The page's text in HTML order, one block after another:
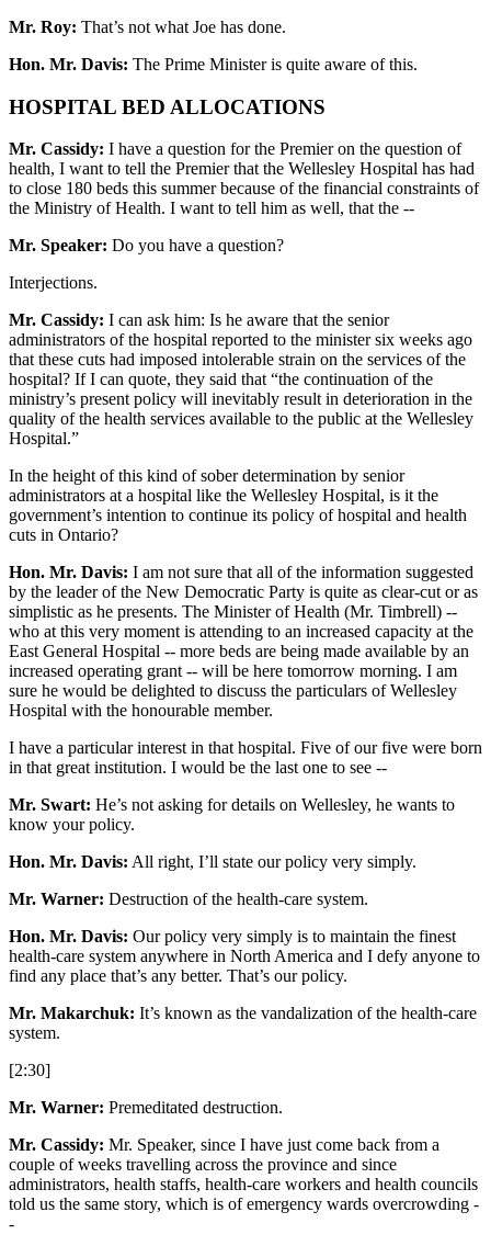
Mr. Roy: That’s not what Joe has done.
Hon. Mr. Davis: The Prime Minister is quite aware of this.
HOSPITAL BED ALLOCATIONS
Mr. Cassidy: I have a question for the Premier on the question of
health, I want to tell the Premier that the Wellesley Hospital has had
to close 180 beds this summer because of the financial constraints of
the Ministry of Health. I want to tell him as well, that the --
Mr. Speaker: Do you have a question?
Interjections.
Mr. Cassidy: I can ask him: Is he aware that the senior
administrators of the hospital reported to the minister six weeks ago
that these cuts had imposed intolerable strain on the services of the
hospital? If I can quote, they said that “the continuation of the
ministry’s present policy will inevitably result in deterioration in the
quality of the health services available to the public at the Wellesley
Hospital.”
In the height of this kind of sober determination by senior
administrators at a hospital like the Wellesley Hospital, is it the
government’s intention to continue its policy of hospital and health
cuts in Ontario?
Hon. Mr. Davis: I am not sure that all of the information suggested
by the leader of the New Democratic Party is quite as clear-cut or as
simplistic as he presents. The Minister of Health (Mr. Timbrell) --
who at this very moment is attending to an increased capacity at the
East General Hospital -- more beds are being made available by an
increased operating grant -- will be here tomorrow morning. I am
sure he would be delighted to discuss the particulars of Wellesley
Hospital with the honourable member.
I have a particular interest in that hospital. Five of our five were born
in that great institution. I would be the last one to see --
Mr. Swart: He’s not asking for details on Wellesley, he wants to
know your policy.
Hon. Mr. Davis: All right, I’ll state our policy very simply.
Mr. Warner: Destruction of the health-care system.
Hon. Mr. Davis: Our policy very simply is to maintain the finest
health-care system anywhere in North America and I defy anyone to
find any place that’s any better. That’s our policy.
Mr. Makarchuk: It’s known as the vandalization of the health-care
system.
[2:30]
Mr. Warner: Premeditated destruction.
Mr. Cassidy: Mr. Speaker, since I have just come back from a
couple of weeks travelling across the province and since
administrators, health staffs, health-care workers and health councils
told us the same story, which is of emergency wards overcrowding -
-